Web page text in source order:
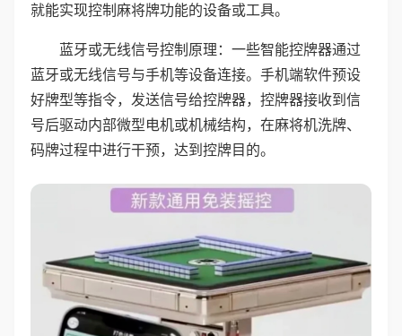
就能实现控制麻将牌功能的设备或工具。
蓝牙或无线信号控制原理：一些智能控牌器通过
蓝牙或无线信号与手机等设备连接。手机端软件预设
好牌型等指令，发送信号给控牌器，控牌器接收到信
号后驱动内部微型电机或机械结构，在麻将机洗牌、
码牌过程中进行干预，达到控牌目的。